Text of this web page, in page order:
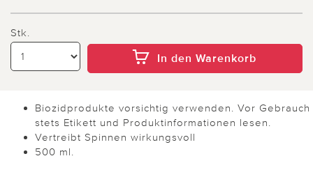
Stk.
In den Warenkorb
Biozidprodukte vorsichtig verwenden. Vor Gebrauch
stets Etikett und Produktinformationen lesen.
Vertreibt Spinnen wirkungsvoll
500 ml.